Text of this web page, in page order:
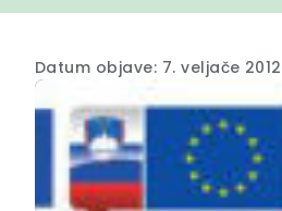
Datum objave: 7. veljače